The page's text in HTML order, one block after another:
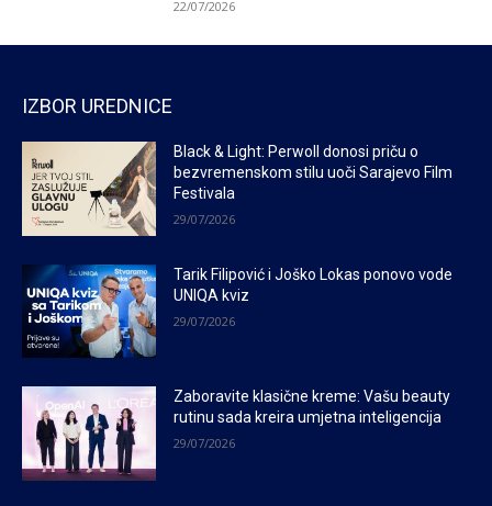
22/07/2026
IZBOR UREDNICE
Black & Light: Perwoll donosi priču o
bezvremenskom stilu uoči Sarajevo Film
Festivala
29/07/2026
Tarik Filipović i Joško Lokas ponovo vode
UNIQA kviz
29/07/2026
Zaboravite klasične kreme: Vašu beauty
rutinu sada kreira umjetna inteligencija
29/07/2026